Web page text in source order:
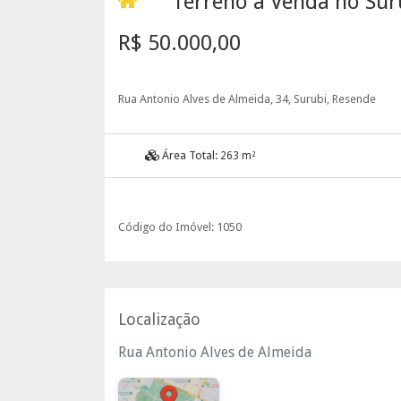
R$ 50.000,00
Rua Antonio Alves de Almeida, 34, Surubi, Resende
Área Total: 263 m²
Código do Imóvel: 1050
Localização
Rua Antonio Alves de Almeida